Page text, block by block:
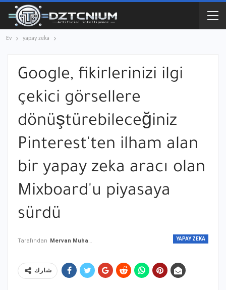
Ev yapay zeka
Google, fikirlerinizi ilgi
çekici görsellere
dönüştürebileceğiniz
Pinterest'ten ilham alan
bir yapay zeka aracı olan
Mixboard'u piyasaya
sürdü
YAPAY ZEKA
Tarafından Mervan Muhammed
شارك